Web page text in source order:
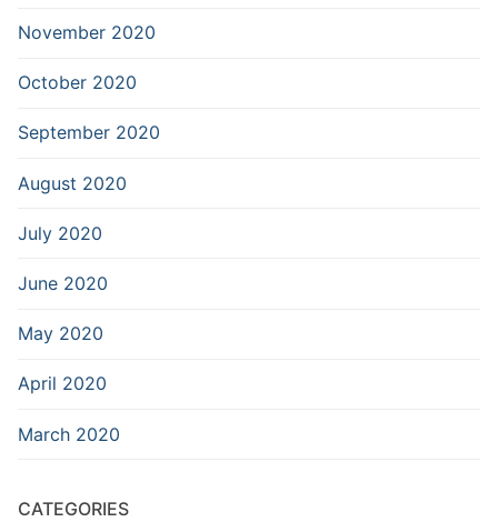
November 2020
October 2020
September 2020
August 2020
July 2020
June 2020
May 2020
April 2020
March 2020
CATEGORIES